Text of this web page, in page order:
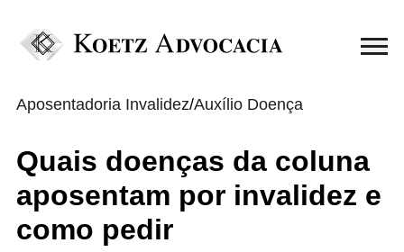
Aposentadoria Invalidez/Auxílio Doença
Quais doenças da coluna
aposentam por invalidez e
como pedir